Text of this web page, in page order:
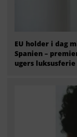
EU holder i dag
Spanien –
ugers luksusferie